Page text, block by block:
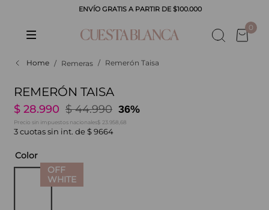
ENVÍO GRATIS A PARTIR DE $100.000
0
Remeras Remerón Taisa
REMERÓN TAISA
$ 28.990 $ 44.990 36%
Precio sin impuestos nacionales$ 23.958,68
3 cuotas sin int. de $ 9664
Color